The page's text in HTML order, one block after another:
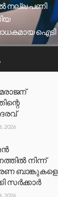
നല്ല പണി
ഐടി
2026
നിന്ന്
ബാങ്കുകളെ
സർക്കാർ
2026